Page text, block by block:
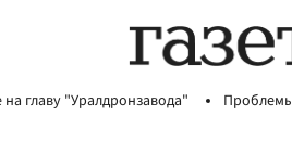
главу "Уралдронзавода"